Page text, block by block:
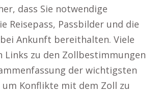
dass Sie notwendige
Reisepass, Passbilder und die
Ankunft bereithalten. Viele
Links zu den Zollbestimmungen
der wichtigsten
um Konflikte mit dem Zoll zu